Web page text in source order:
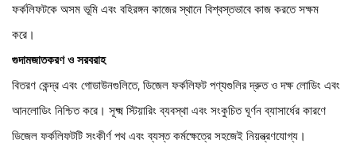
ফর্কলিফটকে অসম ভূমি এবং বহিরঙ্গন কাজের স্থানে বিশ্বস্তভাবে কাজ করতে সক্ষম
করে।
গুদামজাতকরণ ও সরবরাহ
বিতরণ কেন্দ্র এবং গোডাউনগুলিতে, ডিজেল ফর্কলিফট পণ্যগুলির দ্রুত ও দক্ষ লোডিং এবং
আনলোডিং নিশ্চিত করে। সূক্ষ্ম স্টিয়ারিং ব্যবস্থা এবং সংকুচিত ঘূর্ণন ব্যাসার্ধের কারণে
ডিজেল ফর্কলিফটটি সংকীর্ণ পথ এবং ব্যস্ত কর্মক্ষেত্রে সহজেই নিয়ন্ত্রণযোগ্য।